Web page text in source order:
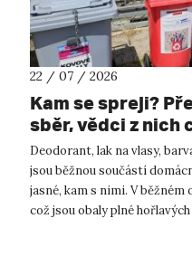
22 / 07 / 2026
Kam se spreji?
sběr, vědci z nich
kovy
Deodorant, lak na vlasy,
jsou běžnou součástí
jasné, kam s nimi. V
což jsou obaly plné